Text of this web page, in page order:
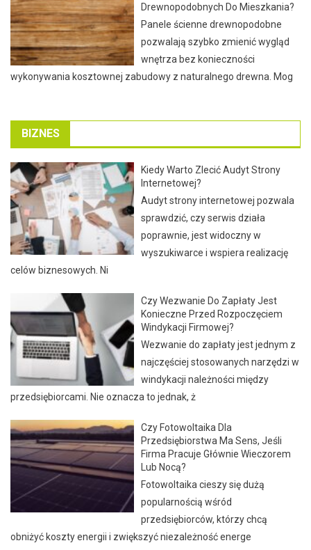
Drewnopodobnych Do Mieszkania?
Panele ścienne drewnopodobne
pozwalają szybko zmienić wygląd
wnętrza bez konieczności
wykonywania kosztownej zabudowy z naturalnego drewna. Mog
BIZNES
Kiedy Warto Zlecić Audyt Strony
Internetowej?
Audyt strony internetowej pozwala
sprawdzić, czy serwis działa
poprawnie, jest widoczny w
wyszukiwarce i wspiera realizację
celów biznesowych. Ni
Czy Wezwanie Do Zapłaty Jest
Konieczne Przed Rozpoczęciem
Windykacji Firmowej?
Wezwanie do zapłaty jest jednym z
najczęściej stosowanych narzędzi w
windykacji należności między
przedsiębiorcami. Nie oznacza to jednak, ż
Czy Fotowoltaika Dla
Przedsiębiorstwa Ma Sens, Jeśli
Firma Pracuje Głównie Wieczorem
Lub Nocą?
Fotowoltaika cieszy się dużą
popularnością wśród
przedsiębiorców, którzy chcą
obniżyć koszty energii i zwiększyć niezależność energe